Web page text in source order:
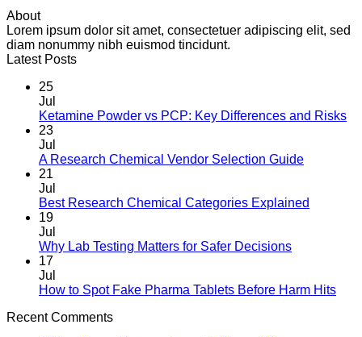
About
Lorem ipsum dolor sit amet, consectetuer adipiscing elit, sed
diam nonummy nibh euismod tincidunt.
Latest Posts
25
Jul
Ketamine Powder vs PCP: Key Differences and Risks
23
Jul
A Research Chemical Vendor Selection Guide
21
Jul
Best Research Chemical Categories Explained
19
Jul
Why Lab Testing Matters for Safer Decisions
17
Jul
How to Spot Fake Pharma Tablets Before Harm Hits
Recent Comments